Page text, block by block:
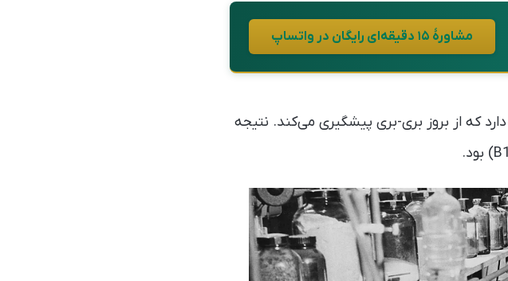
مشاورهٔ ۱۵ دقیقه‌ای رایگان در واتساپ
که از بروز بری-بری پیشگیری می‌کند. نتیجه